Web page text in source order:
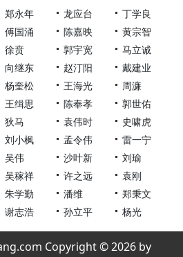
郑永年 龙应台
丁学良
傅国涌 陈嘉映
黄宗智
徐贲 郭宇宽
马立诚
向继东 赵汀阳
戴建业
杨奎松 王海光
周濂
王缉思 陈奉孝
郭世佑
狄马 袁伟时
史啸虎
刘小枫 孟令伟
雷一宁
吴伟 沙叶新
刘瑜
吴稼祥 许之远
袁刚
朱学勤 潘维
郑秉文
谢志浩 孙立平 杨光
Copyright © 2026 by